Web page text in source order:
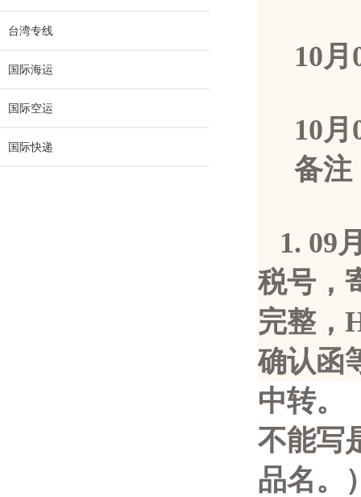
台湾专线
国际海运
国际空运
国际快递
10月
10月
备注
1. 09
税号，
完整，
确认函
中转。
不能写
品名。